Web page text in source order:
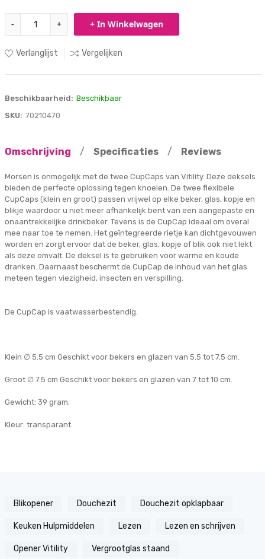
- + + In Winkelwagen
Verlanglijst Vergelijken
Beschikbaarheid: Beschikbaar
SKU: 70210470
Omschrijving / Specificaties / Reviews
Morsen is onmogelijk met de twee CupCaps van Vitility. Deze deksels
bieden de perfecte oplossing tegen knoeien. De twee flexibele
CupCaps (klein en groot) passen vrijwel op elke beker, glas, kopje en
blikje waardoor u niet meer afhankelijk bent van een aangepaste en
onaantrekkelijke drinkbeker. Tevens is de CupCap ideaal om overal
mee naar toe te nemen. Het geïntegreerde rietje kan dichtgevouwen
worden en zorgt ervoor dat de beker, glas, kopje of blik ook niet lekt
als deze omvalt. De deksel is te gebruiken voor warme en koude
dranken. Daarnaast beschermt de CupCap de inhoud van het glas
meteen tegen viezigheid, insecten en verspilling.
De CupCap is vaatwasserbestendig.
Klein ∅ 5.5 cm Geschikt voor bekers en glazen van 5.5 tot 7.5 cm.
Groot ∅ 7.5 cm Geschikt voor bekers en glazen van 7 tot 10 cm.
Gewicht: 39 gram.
Kleur: transparant.
Blikopener Douchezit Douchezit opklapbaar
Keuken Hulpmiddelen Lezen Lezen en schrijven
Opener Vitility Vergrootglas staand